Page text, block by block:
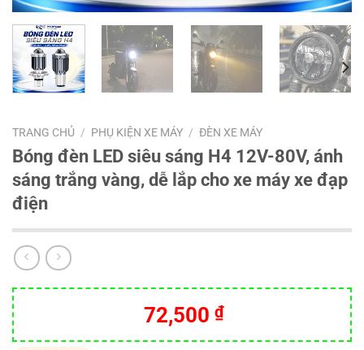
TRANG CHỦ / PHỤ KIỆN XE MÁY / ĐÈN XE MÁY
Bóng đèn LED siêu sáng H4 12V-80V, ánh
sáng trắng vàng, dễ lắp cho xe máy xe đạp
điện
Giá
gốc
72,500 ₫Giá
hiện